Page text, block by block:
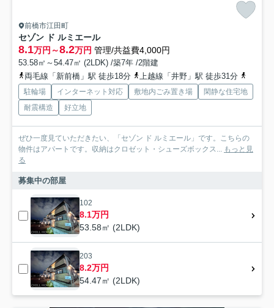
前橋市江田町
セゾン ド ルミエール
8.1万円～8.2万円 管理/共益費4,000円
53.58㎡～54.47㎡ (2LDK) /築7年 /2階建
両毛線「新前橋」駅 徒歩18分
上越線「井野」駅 徒歩31分
駐輪場 インターネット対応 敷地内ごみ置き場
閑静な住宅地
耐震構造
好立地
ぜひ一度見ていただきたい、「セゾン ド ルミエール」です。こちらの
物件はアパートです。収納はクロゼット・シューズボックス... もっと見
る
募集中の部屋
102
8.1万円
53.58㎡ (2LDK)
203
8.2万円
54.47㎡ (2LDK)